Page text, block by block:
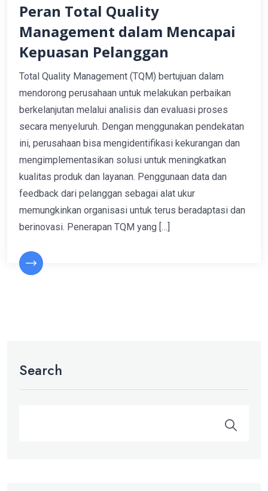
Peran Total Quality
Management dalam Mencapai
Kepuasan Pelanggan
Total Quality Management (TQM) bertujuan dalam
mendorong perusahaan untuk melakukan perbaikan
berkelanjutan melalui analisis dan evaluasi proses
secara menyeluruh. Dengan menggunakan pendekatan
ini, perusahaan bisa mengidentifikasi kekurangan dan
mengimplementasikan solusi untuk meningkatkan
kualitas produk dan layanan. Penggunaan data dan
feedback dari pelanggan sebagai alat ukur
memungkinkan organisasi untuk terus beradaptasi dan
berinovasi. Penerapan TQM yang […]
Search